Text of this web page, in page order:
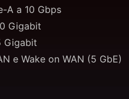
A a 10 Gbps
Gigabit
Gigabit
e Wake on WAN (5 GbE)